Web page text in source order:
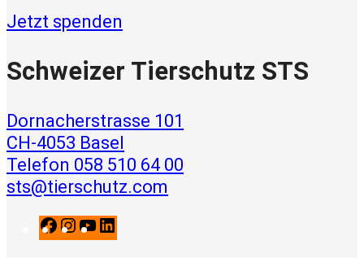
Jetzt spenden
Schweizer Tierschutz STS
Dornacherstrasse 101
CH-4053 Basel
Telefon 058 510 64 00
sts@tierschutz.com
F I
Y